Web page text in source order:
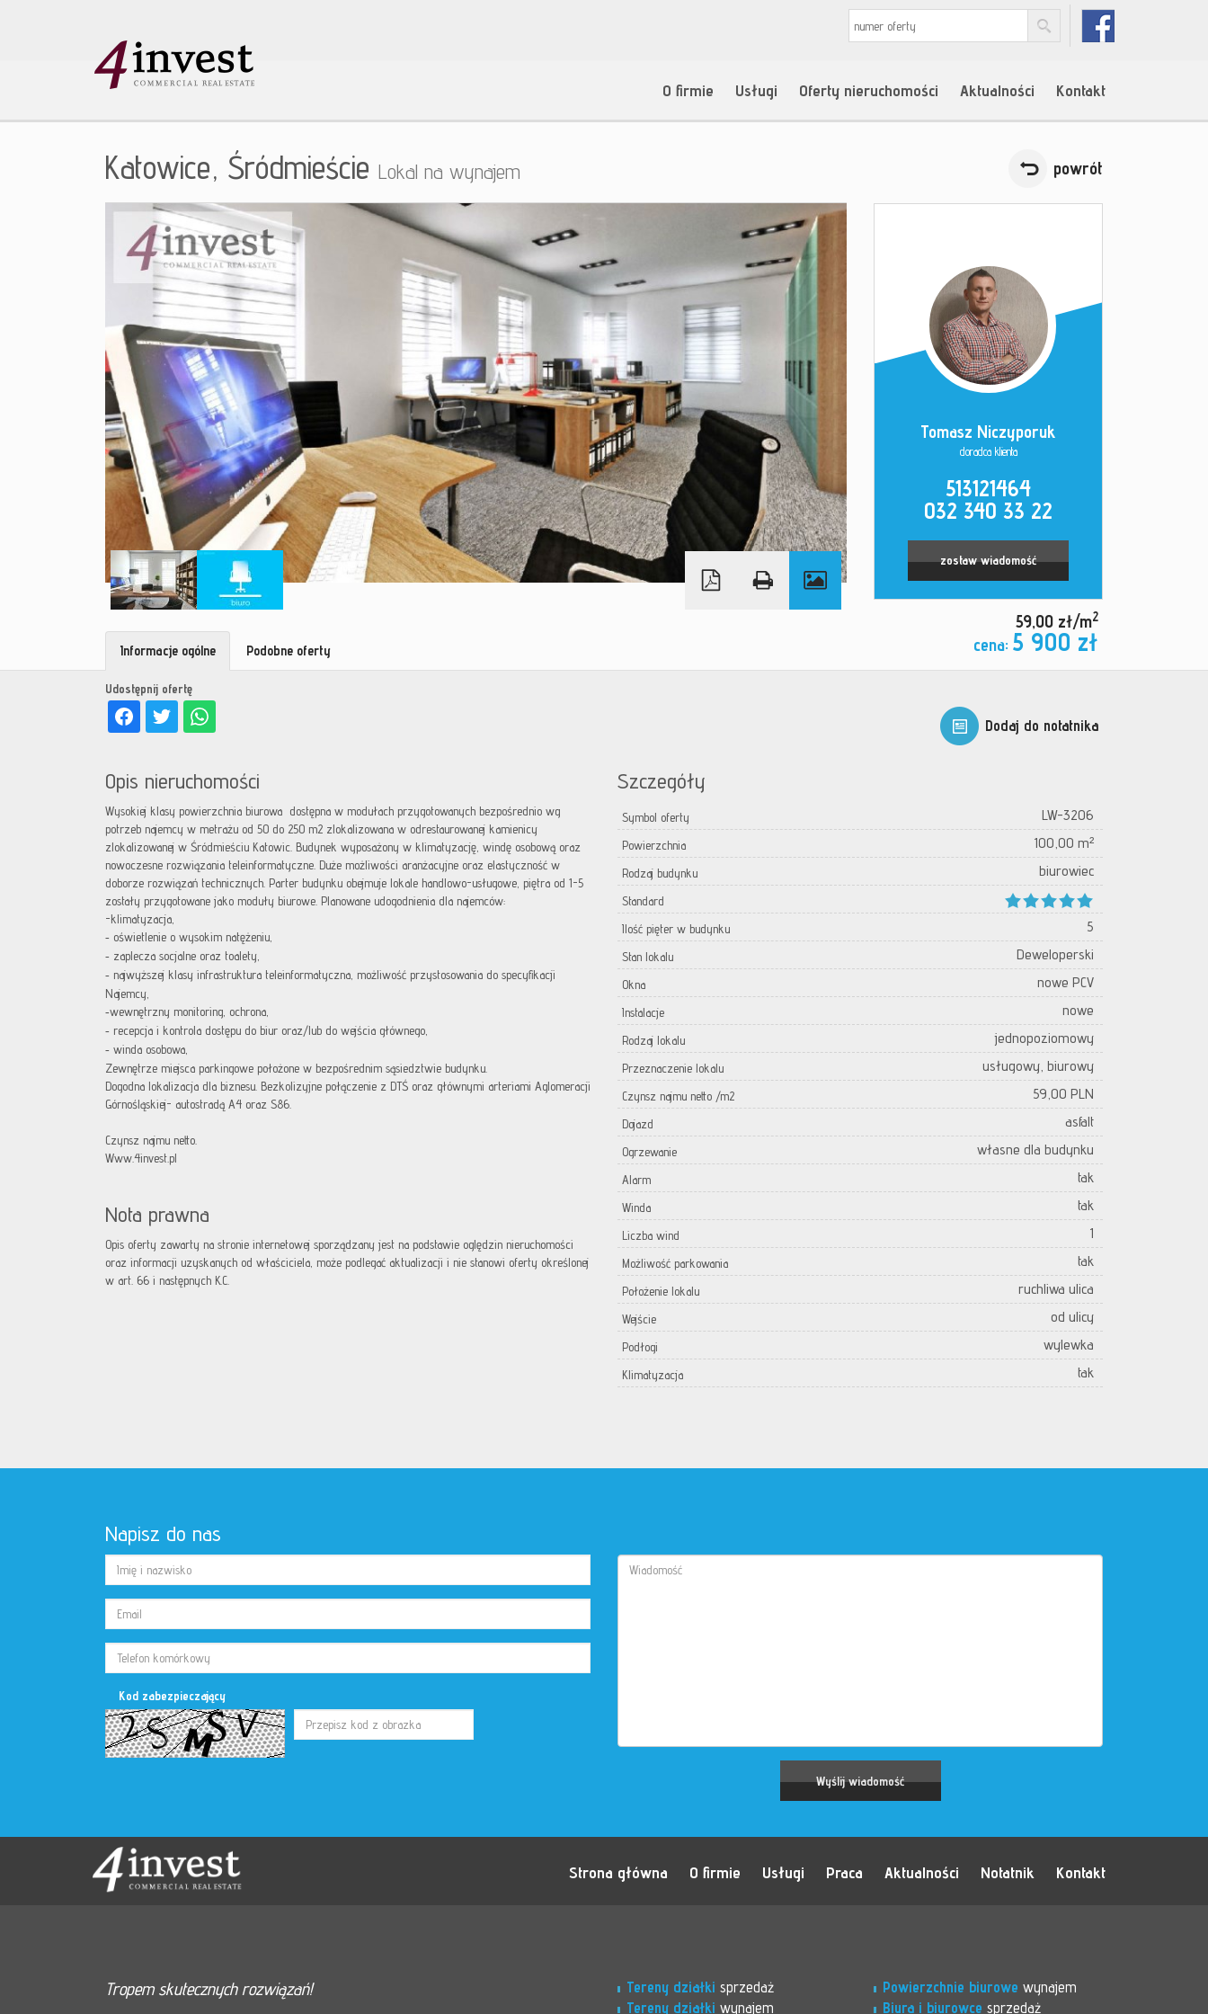
O firmie Usługi Oferty nieruchomości Aktualności Kontakt
Katowice, Śródmieście Lokal na wynajem powrót
Tomasz Niczyporuk
doradca klienta
513121464
032 340 33 22
zostaw wiadomość
59,00 zł/m2
cena: 5 900 zł
Dodaj do notatnika
Udostępnij ofertę
Informacje ogólne Podobne oferty
Opis nieruchomości
Wysokiej klasy powierzchnia biurowa dostępna w modułach przygotowanych bezpośrednio wg
potrzeb najemcy w metrażu od 50 do 250 m2 zlokalizowana w odrestaurowanej kamienicy
zlokalizowanej w Śródmieściu Katowic. Budynek wyposażony w klimatyzację, windę osobową oraz
nowoczesne rozwiązania teleinformatyczne. Duże możliwości aranżacyjne oraz elastyczność w
doborze rozwiązań technicznych. Parter budynku obejmuje lokale handlowo-usługowe, piętra od 1-5
zostały przygotowane jako moduły biurowe. Planowane udogodnienia dla najemców:
-klimatyzacja,
- oświetlenie o wysokim natężeniu,
- zaplecza socjalne oraz toalety,
- najwyższej klasy infrastruktura teleinformatyczna, możliwość przystosowania do specyfikacji
Najemcy,
-wewnętrzny monitoring, ochrona,
- recepcja i kontrola dostępu do biur oraz/lub do wejścia głównego,
- winda osobowa,
Zewnętrze miejsca parkingowe położone w bezpośrednim sąsiedztwie budynku.
Dogodna lokalizacja dla biznesu. Bezkolizyjne połączenie z DTŚ oraz głównymi arteriami Aglomeracji
Górnośląskiej- autostradą A4 oraz S86.
Czynsz najmu netto.
Www.4invest.pl
Nota prawna
Opis oferty zawarty na stronie internetowej sporządzany jest na podstawie oględzin nieruchomości
oraz informacji uzyskanych od właściciela, może podlegać aktualizacji i nie stanowi oferty określonej
w art. 66 i następnych K.C.
Szczegóły
Symbol oferty LW-3206
Powierzchnia 100,00 m²
Rodzaj budynku biurowiec
Standard
Ilość pięter w budynku
5
Stan lokalu Deweloperski
Okna nowe PCV
Instalacje nowe
Rodzaj lokalu jednopoziomowy
Przeznaczenie lokalu usługowy, biurowy
Czynsz najmu netto /m2 59,00 PLN
Dojazd asfalt
Ogrzewanie własne dla budynku
Alarm tak
Winda tak
Liczba wind 1
Możliwość parkowania tak
Położenie lokalu ruchliwa ulica
Wejście od ulicy
Podłogi wylewka
Klimatyzacja tak
Napisz do nas
Kod zabezpieczający
Strona główna O firmie Usługi Praca Aktualności Notatnik Kontakt
Tropem skutecznych rozwiązań! Tereny działki sprzedaż
Tereny działki wynajem
Powierzchnie biurowe wynajem
Biura i biurowce sprzedaż